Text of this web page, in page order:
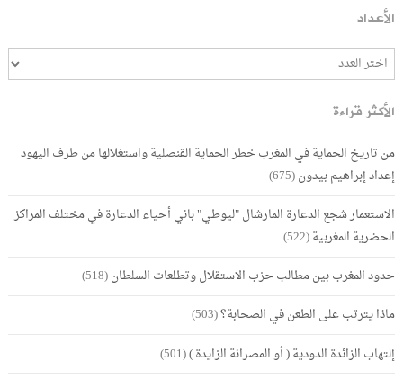
الأعداد
الأكثر قراءة
من تاريخ الحماية في المغرب خطر الحماية القنصلية واستغلالها من طرف اليهود
إعداد إبراهيم بيدون(675)
الاستعمار شجع الدعارة المارشال "ليوطي" باني أحياء الدعارة في مختلف المراكز
الحضرية المغربية(522)
حدود المغرب بين مطالب حزب الاستقلال وتطلعات السلطان(518)
ماذا يترتب على الطعن في الصحابة؟(503)
إلتهاب الزائدة الدودية ( أو المصرانة الزايدة )(501)